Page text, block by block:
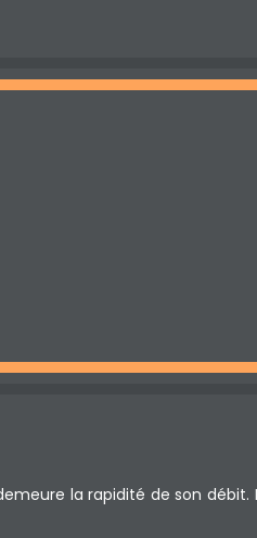
la rapidité de son